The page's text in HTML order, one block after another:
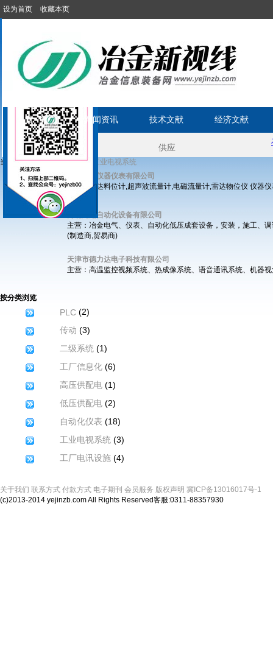
设为首页 收藏本页
首 页 新闻资讯 技术文献 经济文献
当前位置:首页»电气设备»
工业电视系统
济宁同创仪器仪表有限公司
主营：雷达料位计,超声波流量计,电磁流量计,雷达物位仪 仪器
(制造商)
河北元翔自动化设备有限公司
主营：冶金电气、仪表、自动化低压成套设备，安装，施工、
(制造商,贸易商)
天津市德力达电子科技有限公司
主营：高温监控视频系统、热成像系统、语音通讯系统、机器
按分类浏览
PLC (2)
传动 (3)
二级系统 (1)
工厂信息化 (6)
高压供配电 (1)
低压供配电 (2)
自动化仪表 (18)
工业电视系统 (3)
工厂电讯设施 (4)
关于我们 联系方式 付款方式 电子期刊 会员服务 版权声明 冀ICP备13016017号-1
(c)2013-2014 yejinzb.com All Rights Reserved客服:0311-88357930